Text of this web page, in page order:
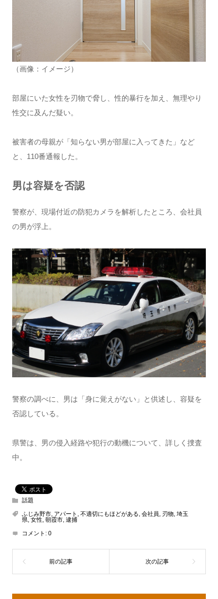
（画像：イメージ）
部屋にいた女性を刃物で脅し、性的暴行を加え、無理やり
性交に及んだ疑い。
被害者の母親が「知らない男が部屋に入ってきた」など
と、110番通報した。
男は容疑を否認
警察が、現場付近の防犯カメラを解析したところ、会社員
の男が浮上。
警察の調べに、男は「身に覚えがない」と供述し、容疑を
否認している。
県警は、男の侵入経路や犯行の動機について、詳しく捜査
中。
話題
ふじみ野市, アパート , 不適切にもほどがある, 会社員, 刃物, 埼玉
県, 女性, 朝霞市, 逮捕
コメント: 0